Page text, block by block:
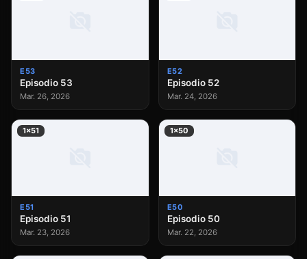
E53
Episodio 53
Mar. 26, 2026
E52
Episodio 52
Mar. 24, 2026
1×51
E51
Episodio 51
Mar. 23, 2026
1×50
E50
Episodio 50
Mar. 22, 2026